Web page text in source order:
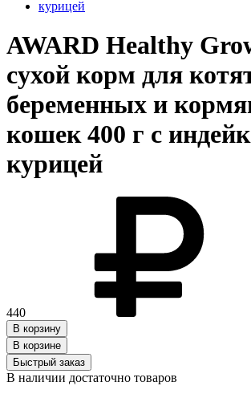
AWARD Healthy
сухой корм для
беременных и
кошек 400 г с
курицей
440
В корзину
В корзинe
Быстрый заказ
В наличии достаточно товаров